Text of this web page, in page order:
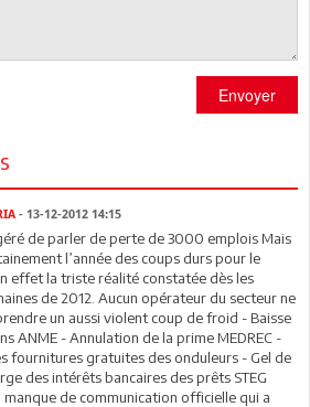
Envoyer
- 13-12-2012 14:15
de parler de perte de 3000 emplois Mais
l’année des coups durs pour le
effet la triste réalité constatée dès les
de 2012. Aucun opérateur du secteur ne
un aussi violent coup de froid - Baisse
ANME - Annulation de la prime MEDREC -
fournitures gratuites des onduleurs - Gel de
des intérêts bancaires des prêts STEG
manque de communication officielle qui a